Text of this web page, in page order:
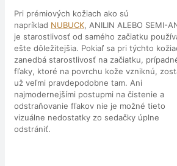
Pri prémiových kožiach ako sú
napríklad NUBUCK, ANILIN ALEBO SEMI-
je starostlivosť od samého začiatku
ešte dôležitejšia. Pokiaľ sa pri týchto
zanedbá starostlivosť na začiatku,
fľaky, ktoré na povrchu kože vzniknú,
už veľmi pravdepodobne tam. Ani
najmodernejšími postupmi na čistenie a
odstraňovanie fľakov nie je možné tieto
vizuálne nedostatky zo sedačky úplne
odstrániť.